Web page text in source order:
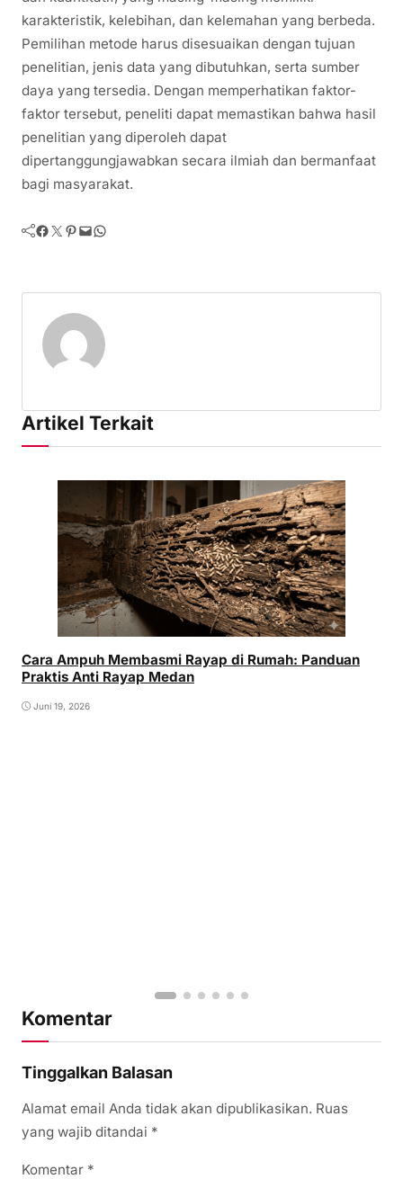
karakteristik, kelebihan, dan kelemahan yang berbeda.
Pemilihan metode harus disesuaikan dengan tujuan
penelitian, jenis data yang dibutuhkan, serta sumber
daya yang tersedia. Dengan memperhatikan faktor-
faktor tersebut, peneliti dapat memastikan bahwa hasil
penelitian yang diperoleh dapat
dipertanggungjawabkan secara ilmiah dan bermanfaat
bagi masyarakat.
Facebook Twitter Pinterest Mail WhatsApp
Artikel Terkait
Cara Ampuh Membasmi Rayap di Rumah: Panduan
Praktis Anti Rayap Medan
Juni 19, 2026
Komentar
Tinggalkan Balasan
Alamat email Anda tidak akan dipublikasikan. Ruas
yang wajib ditandai *
Komentar *